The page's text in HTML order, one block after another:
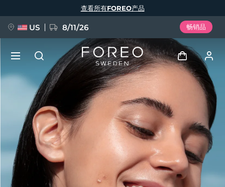
查看所有FOREO产品
US 8/11/26 畅销品
登录
用户信息
我的设备
我的订单
新品
FAQ™ Pure Beauty-Tech Elixir
BREAKING NEWS
语言
English Deutsch
Español
Français
Português
Polski
Русский